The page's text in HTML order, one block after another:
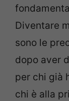
Diventare
sono le
dopo aver
per chi già
chi è alla